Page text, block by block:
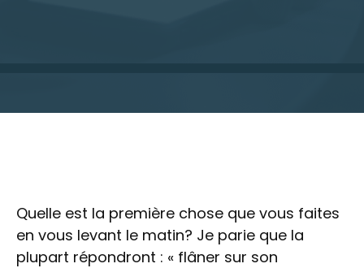
Quelle est la première chose que vous faites
en vous levant le matin? Je parie que la
plupart répondront : « flâner sur son